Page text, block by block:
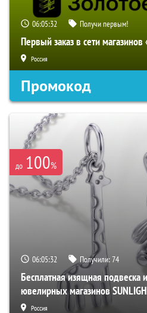
06:05:31 Получи первым!
Первый заказ в сети
Россия
Промокод
до 100%
06:05:31 Получили:74
Бесплатная изящная подвеска
ювелирных магазинов
Россия